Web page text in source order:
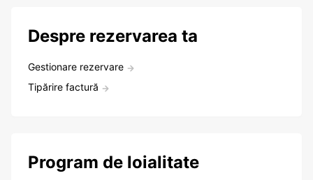
Despre rezervarea ta
Gestionare rezervare
Tipărire factură
Program de loialitate